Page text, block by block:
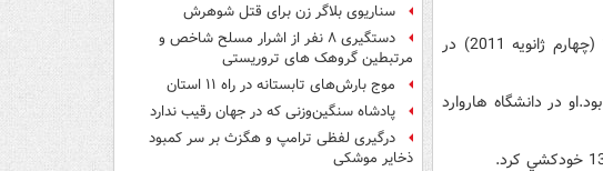
براساس اين گزارش، عليرضا پهلوي در صبحگاه چهاردم دي ماه 1389 (چهارم ژانويه 2011) در
عليرضا پهلوي دومين فرزند پسر آخرين شاه ايران و متولد سال 1345 بود.او در دانشگاه هاروارد
سناریوی بلاگر زن برای قتل شوهرش
دستگیری ۸ نفر از اشرار مسلح شاخص و
مرتبطین گروهک های تروریستی
موج بارش‌های تابستانه در راه ۱۱ استان
پادشاه سنگین‌وزنی که در جهان رقیب ندارد
درگیری لفظی ترامپ و هگزث بر سر کمبود
ذخایر موشکی